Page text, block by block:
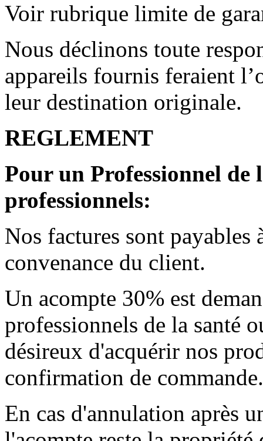
Voir rubrique limite de
Nous déclinons toute
appareils fournis feraient
leur destination originale.
REGLEMENT
Pour un Professionnel de
professionnels:
Nos factures sont
convenance du client.
Un acompte 30% est
professionnels de la santé
désireux d'acquérir nos
confirmation de commande.
En cas d'annulation après